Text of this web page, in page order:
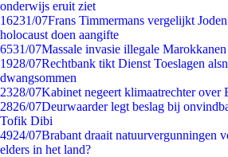
onderwijs eruit ziet
16231/07Frans Timmermans vergelijkt Joden
holocaust doen aangifte
6531/07Massale invasie illegale
1928/07Rechtbank tikt Dienst Toeslagen
dwangsommen
2328/07Kabinet negeert klimaatrechter over
2826/07Deurwaarder legt beslag bij
Tofik Dibi
4924/07Brabant draait natuurvergunningen
elders in het land?